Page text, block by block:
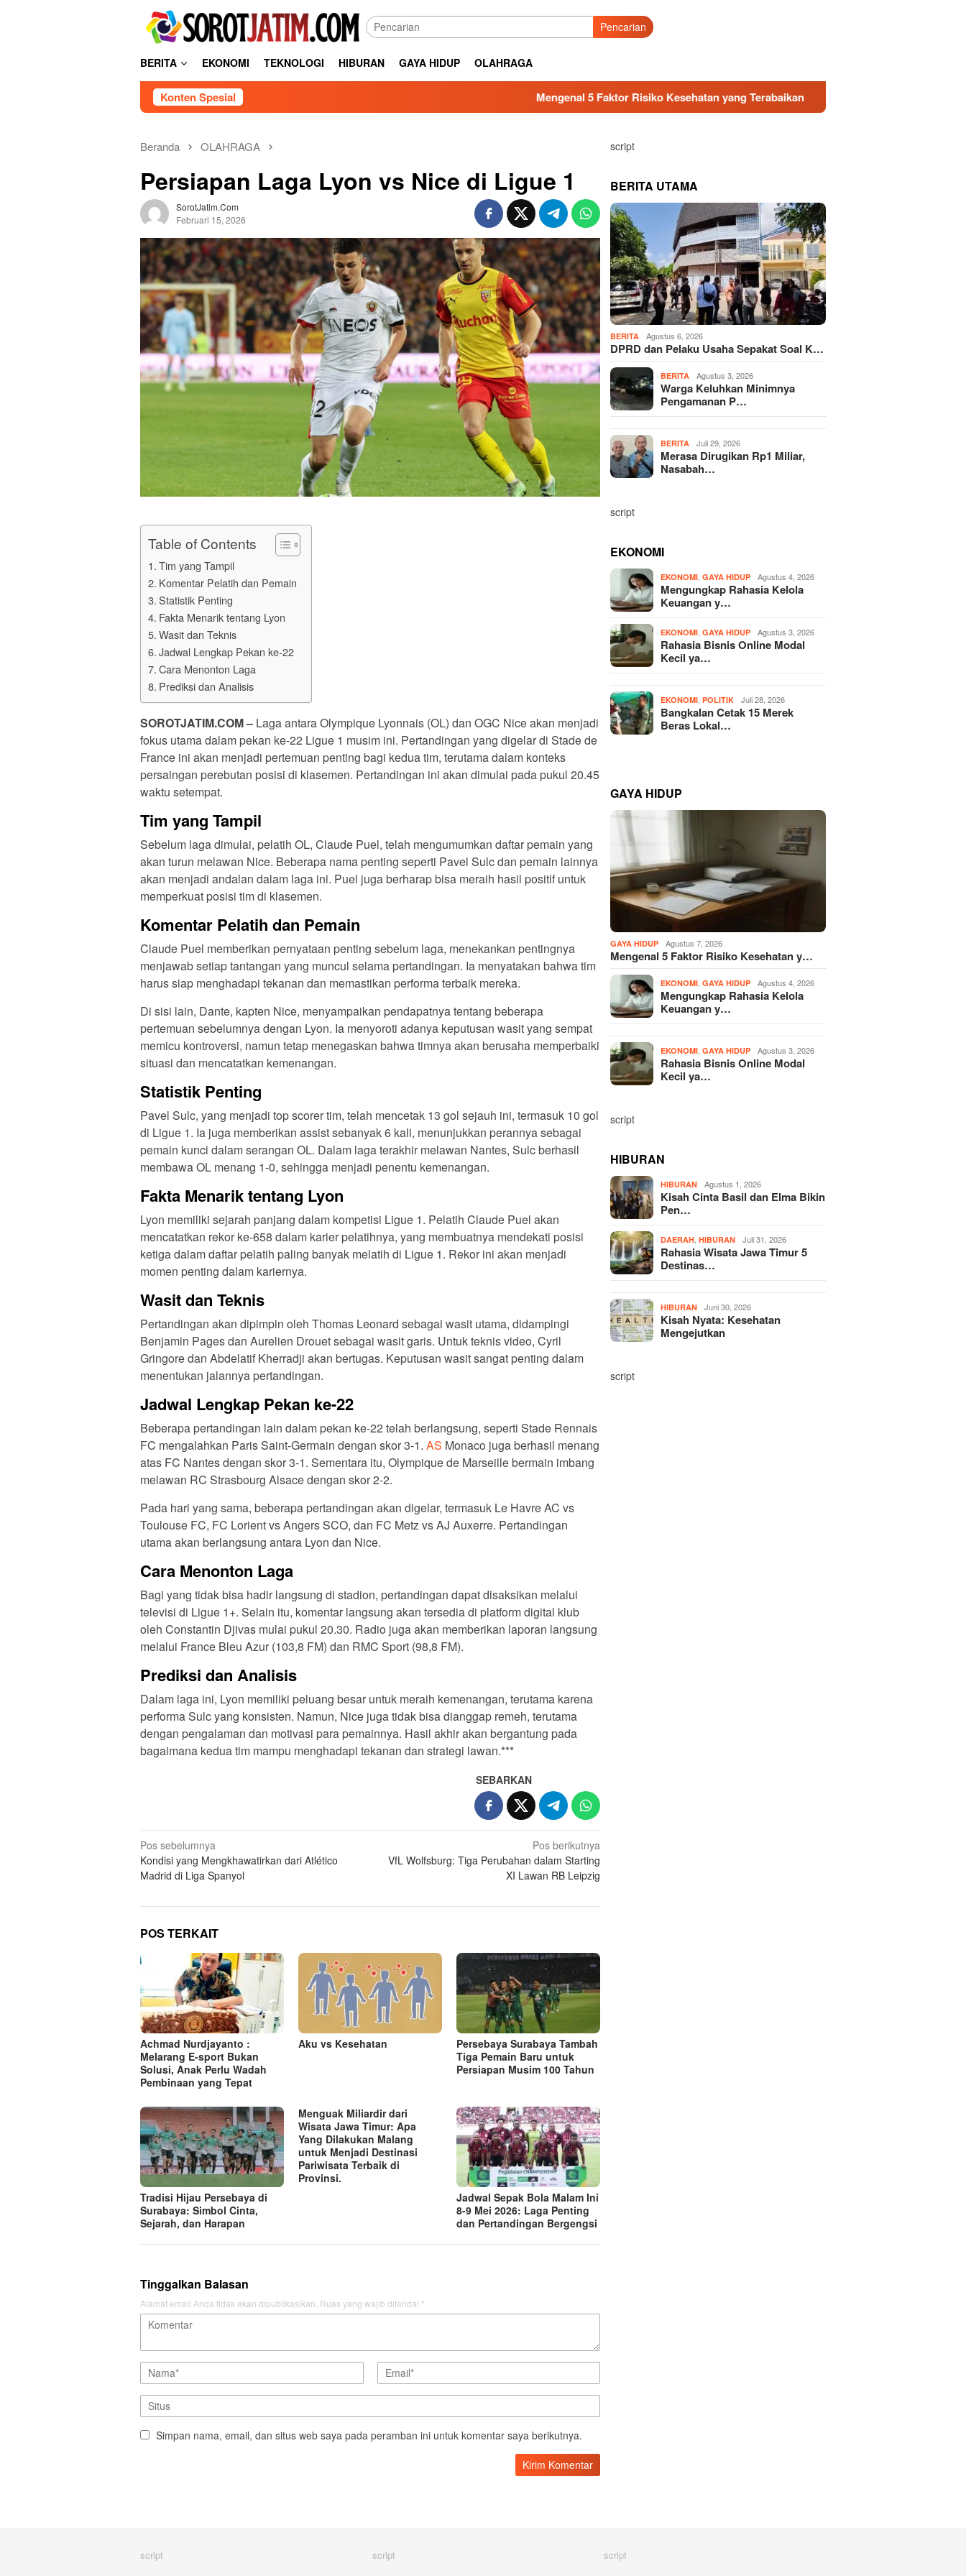
Pencarian
BERITA EKONOMI TEKNOLOGI HIBURAN GAYA HIDUP OLAHRAGA
Konten Spesial Mengenal 5 Faktor Risiko Kesehatan yang Terabaikan Direksi Baru PDAM Surya Sembada
Beranda OLAHRAGA
Persiapan Laga Lyon vs Nice di Ligue 1
SorotJatim.com
Februari 15, 2026
Table of Contents
Tim yang Tampil
Komentar Pelatih dan Pemain
Statistik Penting
Fakta Menarik tentang Lyon
Wasit dan Teknis
Jadwal Lengkap Pekan ke-22
Cara Menonton Laga
Prediksi dan Analisis
SOROTJATIM.COM – Laga antara Olympique Lyonnais (OL) dan OGC Nice akan menjadi
fokus utama dalam pekan ke-22 Ligue 1 musim ini. Pertandingan yang digelar di Stade de
France ini akan menjadi pertemuan penting bagi kedua tim, terutama dalam konteks
persaingan perebutan posisi di klasemen. Pertandingan ini akan dimulai pada pukul 20.45
waktu setempat.
Tim yang Tampil
Sebelum laga dimulai, pelatih OL, Claude Puel, telah mengumumkan daftar pemain yang
akan turun melawan Nice. Beberapa nama penting seperti Pavel Sulc dan pemain lainnya
akan menjadi andalan dalam laga ini. Puel juga berharap bisa meraih hasil positif untuk
memperkuat posisi tim di klasemen.
Komentar Pelatih dan Pemain
Claude Puel memberikan pernyataan penting sebelum laga, menekankan pentingnya
menjawab setiap tantangan yang muncul selama pertandingan. Ia menyatakan bahwa tim
harus siap menghadapi tekanan dan memastikan performa terbaik mereka.
Di sisi lain, Dante, kapten Nice, menyampaikan pendapatnya tentang beberapa
pertemuan sebelumnya dengan Lyon. Ia menyoroti adanya keputusan wasit yang sempat
memicu kontroversi, namun tetap menegaskan bahwa timnya akan berusaha memperbaiki
situasi dan mencatatkan kemenangan.
Statistik Penting
Pavel Sulc, yang menjadi top scorer tim, telah mencetak 13 gol sejauh ini, termasuk 10 gol
di Ligue 1. Ia juga memberikan assist sebanyak 6 kali, menunjukkan perannya sebagai
pemain kunci dalam serangan OL. Dalam laga terakhir melawan Nantes, Sulc berhasil
membawa OL menang 1-0, sehingga menjadi penentu kemenangan.
Fakta Menarik tentang Lyon
Lyon memiliki sejarah panjang dalam kompetisi Ligue 1. Pelatih Claude Puel akan
mencatatkan rekor ke-658 dalam karier pelatihnya, yang membuatnya mendekati posisi
ketiga dalam daftar pelatih paling banyak melatih di Ligue 1. Rekor ini akan menjadi
momen penting dalam kariernya.
Wasit dan Teknis
Pertandingan akan dipimpin oleh Thomas Leonard sebagai wasit utama, didampingi
Benjamin Pages dan Aurelien Drouet sebagai wasit garis. Untuk teknis video, Cyril
Gringore dan Abdelatif Kherradji akan bertugas. Keputusan wasit sangat penting dalam
menentukan jalannya pertandingan.
Jadwal Lengkap Pekan ke-22
Beberapa pertandingan lain dalam pekan ke-22 telah berlangsung, seperti Stade Rennais
FC mengalahkan Paris Saint-Germain dengan skor 3-1. AS Monaco juga berhasil menang
atas FC Nantes dengan skor 3-1. Sementara itu, Olympique de Marseille bermain imbang
melawan RC Strasbourg Alsace dengan skor 2-2.
Pada hari yang sama, beberapa pertandingan akan digelar, termasuk Le Havre AC vs
Toulouse FC, FC Lorient vs Angers SCO, dan FC Metz vs AJ Auxerre. Pertandingan
utama akan berlangsung antara Lyon dan Nice.
Cara Menonton Laga
Bagi yang tidak bisa hadir langsung di stadion, pertandingan dapat disaksikan melalui
televisi di Ligue 1+. Selain itu, komentar langsung akan tersedia di platform digital klub
oleh Constantin Djivas mulai pukul 20.30. Radio juga akan memberikan laporan langsung
melalui France Bleu Azur (103,8 FM) dan RMC Sport (98,8 FM).
Prediksi dan Analisis
Dalam laga ini, Lyon memiliki peluang besar untuk meraih kemenangan, terutama karena
performa Sulc yang konsisten. Namun, Nice juga tidak bisa dianggap remeh, terutama
dengan pengalaman dan motivasi para pemainnya. Hasil akhir akan bergantung pada
bagaimana kedua tim mampu menghadapi tekanan dan strategi lawan.***
SEBARKAN
N
a
v
i
g
s
i
p
o
s
Pos sebelumnya
Kondisi yang Mengkhawatirkan dari Atlético
Madrid di Liga Spanyol
Pos berikutnya
VfL Wolfsburg: Tiga Perubahan dalam Starting
XI Lawan RB Leipzig
POS TERKAIT
Achmad Nurdjayanto :
Melarang E-sport Bukan
Solusi, Anak Perlu Wadah
Pembinaan yang Tepat
Aku vs Kesehatan
Persebaya Surabaya Tambah
Tiga Pemain Baru untuk
Persiapan Musim 100 Tahun
Tradisi Hijau Persebaya di
Surabaya: Simbol Cinta,
Sejarah, dan Harapan
Menguak Miliardir dari
Wisata Jawa Timur: Apa
Yang Dilakukan Malang
untuk Menjadi Destinasi
Pariwisata Terbaik di
Provinsi.
Jadwal Sepak Bola Malam Ini
8-9 Mei 2026: Laga Penting
dan Pertandingan Bergengsi
Tinggalkan Balasan
Alamat email Anda tidak akan dipublikasikan. Ruas yang wajib ditandai *
Simpan nama, email, dan situs web saya pada peramban ini untuk komentar saya berikutnya.
script
BERITA UTAMA
BERITA Agustus 6, 2026
DPRD dan Pelaku Usaha Sepakat Soal K…
BERITA Agustus 3, 2026
Warga Keluhkan Minimnya
Pengamanan P…
BERITA Juli 29, 2026
Merasa Dirugikan Rp1 Miliar,
Nasabah…
script
EKONOMI
EKONOMI ,GAYA HIDUP Agustus 4, 2026
Mengungkap Rahasia Kelola
Keuangan y…
EKONOMI ,GAYA HIDUP Agustus 3, 2026
Rahasia Bisnis Online Modal
Kecil ya…
EKONOMI ,POLITIK Juli 28, 2026
Bangkalan Cetak 15 Merek
Beras Lokal…
GAYA HIDUP
GAYA HIDUP Agustus 7, 2026
Mengenal 5 Faktor Risiko Kesehatan y…
EKONOMI ,GAYA HIDUP Agustus 4, 2026
Mengungkap Rahasia Kelola
Keuangan y…
EKONOMI ,GAYA HIDUP Agustus 3, 2026
Rahasia Bisnis Online Modal
Kecil ya…
script
HIBURAN
HIBURAN Agustus 1, 2026
Kisah Cinta Basil dan Elma Bikin
Pen…
DAERAH ,HIBURAN Juli 31, 2026
Rahasia Wisata Jawa Timur 5
Destinas…
HIBURAN Juni 30, 2026
Kisah Nyata: Kesehatan
Mengejutkan
script
script script script